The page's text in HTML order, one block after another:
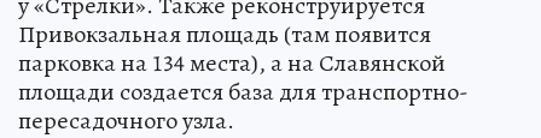
Привокзальная площадь (там появится
парковка на 134 места), а на Славянской
площади создается база для транспортно-
пересадочного узла.